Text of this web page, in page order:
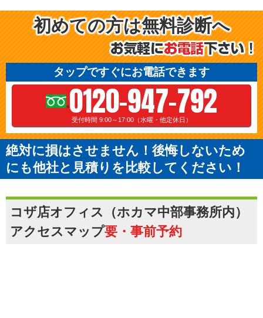
初めての方は無料診断へ
タップですぐにお電話できます
0120-947-792
受付時間 9:00～17:00（水曜・他定休日）
絶対に損はさせません！後悔しないため
にも他社と見積りを比較してください！
コザ店オフィス（ホカマ中部事務所内）
アクセスマップ要・事前予約